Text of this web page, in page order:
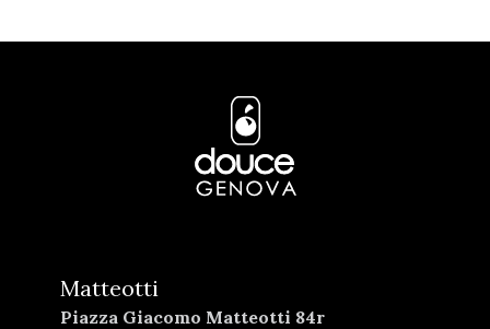
Matteotti
Piazza Giacomo Matteotti 84r